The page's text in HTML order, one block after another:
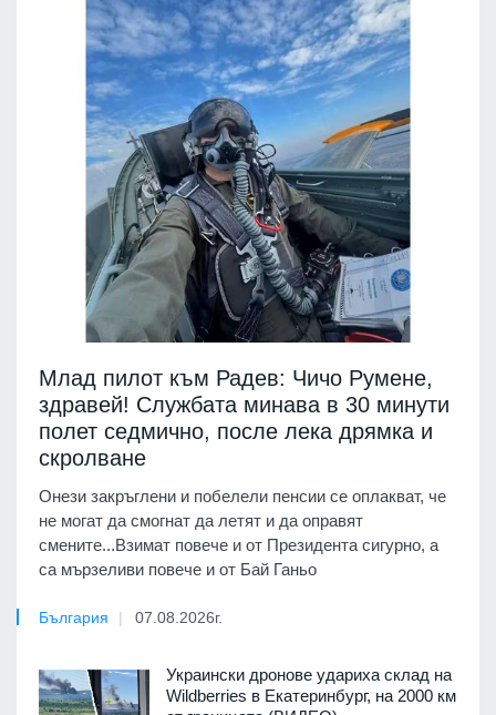
Млад пилот към Радев: Чичо Румене,
здравей! Службата минава в 30 минути
полет седмично, после лека дрямка и
скролване
Онези закръглени и побелели пенсии се оплакват, че
не могат да смогнат да летят и да оправят
смените...Взимат повече и от Президента сигурно, а
са мързеливи повече и от Бай Ганьо
България 07.08.2026г.
Украински дронове удариха склад на
Wildberries в Екатеринбург, на 2000 км